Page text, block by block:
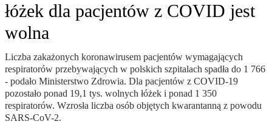
łóżek dla pacjentów z COVID jest
wolna
Liczba zakażonych koronawirusem pacjentów wymagających
respiratorów przebywających w polskich szpitalach spadła do 1 766
- podało Ministerstwo Zdrowia. Dla pacjentów z COVID-19
pozostało ponad 19,1 tys. wolnych łóżek i ponad 1 350
respiratorów. Wzrosła liczba osób objętych kwarantanną z powodu
SARS-CoV-2.